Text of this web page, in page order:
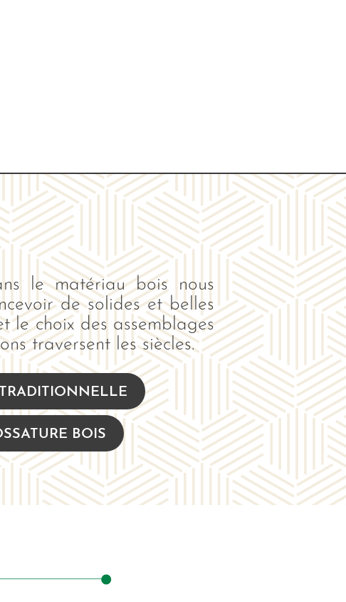
le matériau bois nous
de solides et belles
le choix des assemblages
traversent les siècles.
BOIS